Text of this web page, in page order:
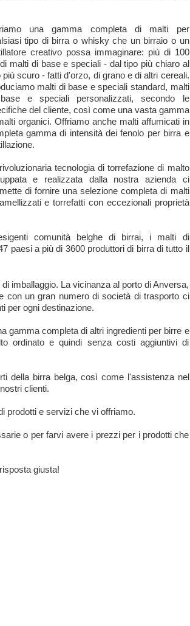
una gamma completa di malti per
tipo di birra o whisky che un birraio o un
creativo possa immaginare: più di 100
malti di base e speciali - dal tipo più chiaro al
più scuro - fatti d'orzo, di grano e di altri cereali.
malti di base e speciali standard, malti
e speciali personalizzati, secondo le
del cliente, così come una vasta gamma
organici. Offriamo anche malti affumicati in
gamma di intensità dei fenolo per birra e
tecnologia di torrefazione di malto
e realizzata dalla nostra azienda ci
di fornire una selezione completa di malti
e torrefatti con eccezionali proprietà
comunità belghe di birrai, i malti di
paesi a più di 3600 produttori di birra di tutto il
imballaggio. La vicinanza al porto di Anversa,
con un gran numero di società di trasporto ci
per ogni destinazione.
gamma completa di altri ingredienti per birre e
ordinato e quindi senza costi aggiuntivi di
della birra belga, così come l'assistenza nel
clienti.
prodotti e servizi che vi offriamo.
o per farvi avere i prezzi per i prodotti che
giusta!